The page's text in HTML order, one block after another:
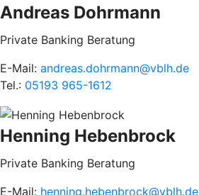
Andreas Dohrmann
Private Banking Beratung
E-Mail: andreas.dohrmann@vblh.de
Tel.: 05193 965-1612
Henning Hebenbrock
Private Banking Beratung
E-Mail: henning.hebenbrock@vblh.de